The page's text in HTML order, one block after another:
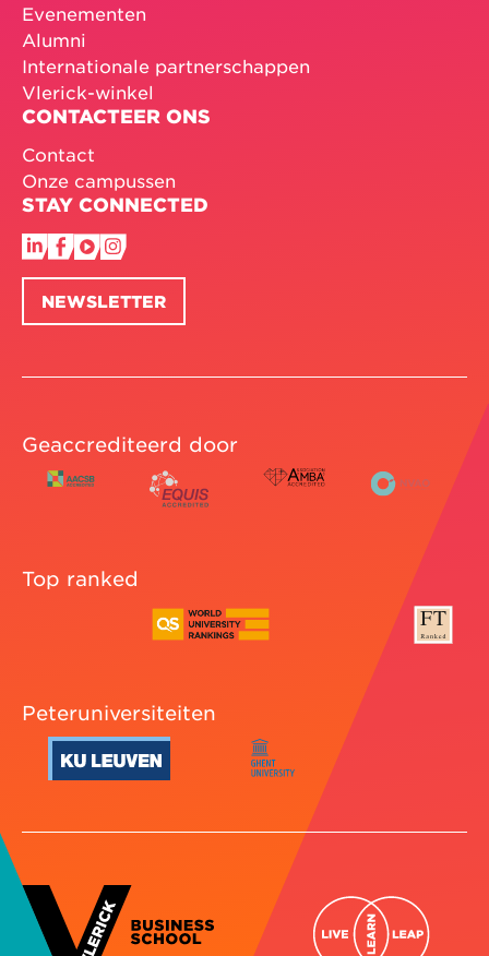
Evenementen
Alumni
Internationale partnerschappen
Vlerick-winkel
CONTACTEER ONS
Contact
Onze campussen
STAY CONNECTED
NEWSLETTER
Geaccrediteerd door
Top ranked
Peteruniversiteiten